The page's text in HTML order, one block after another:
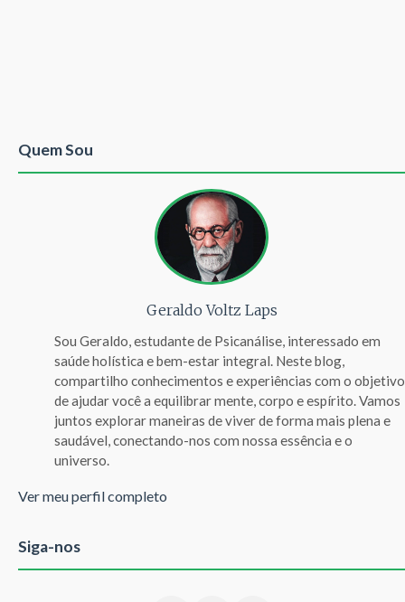
Quem Sou
Geraldo Voltz Laps
Sou Geraldo, estudante de Psicanálise, interessado em
saúde holística e bem-estar integral. Neste blog,
compartilho conhecimentos e experiências com o objetivo
de ajudar você a equilibrar mente, corpo e espírito. Vamos
juntos explorar maneiras de viver de forma mais plena e
saudável, conectando-nos com nossa essência e o
universo.
Ver meu perfil completo
Siga-nos